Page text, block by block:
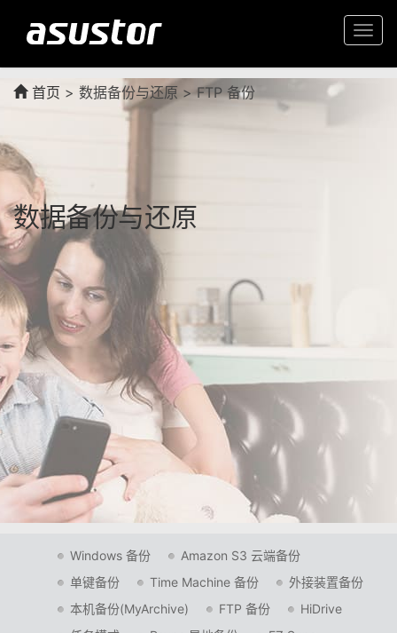
首页 > 数据备份与还原 > FTP 备份
数据备份与还原
Windows 备份
Amazon S3 云端备份
单键备份
Time Machine 备份
外接装置备份
本机备份(MyArchive)
FTP 备份
HiDrive